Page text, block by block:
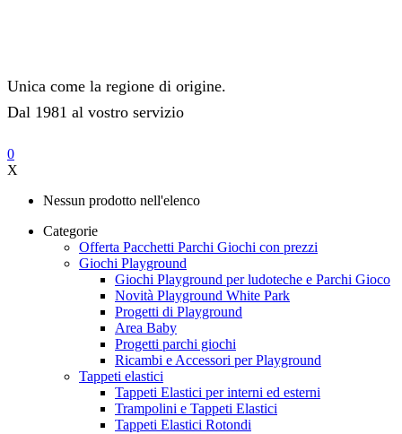
Unica come la regione di origine.
Dal 1981 al vostro servizio
0
X
Nessun prodotto nell'elenco
Categorie
Offerta Pacchetti Parchi Giochi con prezzi
Giochi Playground
Giochi Playground per ludoteche e Parchi Gioco
Novità Playground White Park
Progetti di Playground
Area Baby
Progetti parchi giochi
Ricambi e Accessori per Playground
Tappeti elastici
Tappeti Elastici per interni ed esterni
Trampolini e Tappeti Elastici
Tappeti Elastici Rotondi